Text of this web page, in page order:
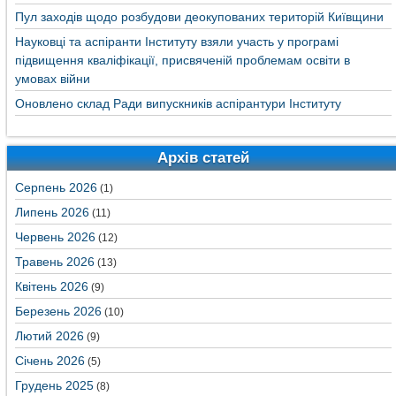
Пул заходів щодо розбудови деокупованих територій Київщини
Науковці та аспіранти Інституту взяли участь у програмі
підвищення кваліфікації, присвяченій проблемам освіти в
умовах війни
Оновлено склад Ради випускників аспірантури Інституту
Архів статей
Серпень 2026 (1)
Липень 2026 (11)
Червень 2026 (12)
Травень 2026 (13)
Квітень 2026 (9)
Березень 2026 (10)
Лютий 2026 (9)
Січень 2026 (5)
Грудень 2025 (8)